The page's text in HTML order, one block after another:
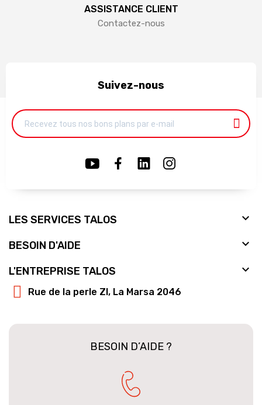
ASSISTANCE CLIENT
Contactez-nous
Suivez-nous
LES SERVICES TALOS 
BESOIN D'AIDE 
L'ENTREPRISE TALOS 
Rue de la perle ZI, La Marsa 2046
BESOIN D’AIDE ?